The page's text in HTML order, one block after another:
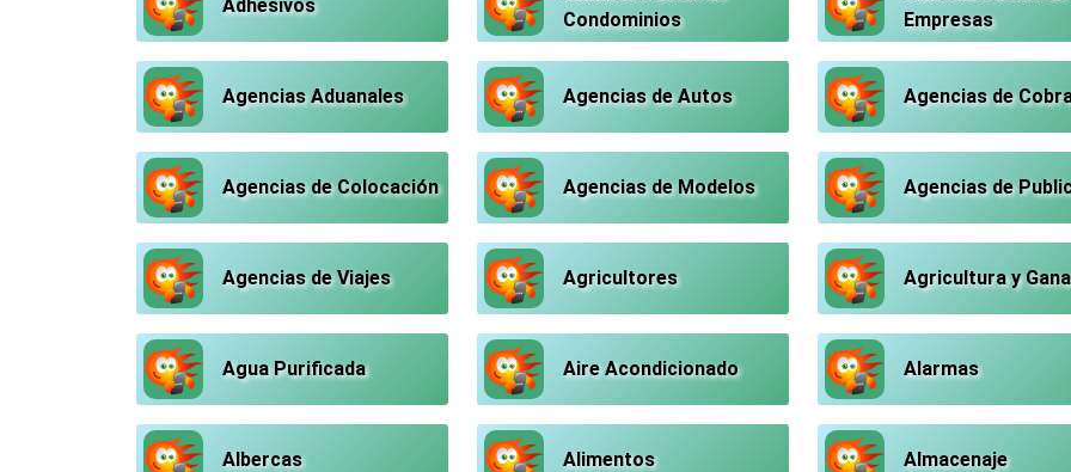
Adhesivos
Condominios
Empresas
Agencias Aduanales Agencias de Autos Agencias de
Agencias de Colocación Agencias de Modelos Agencias de
Agencias de Viajes Agricultores Agricultura y
Agua Purificada Aire Acondicionado Alarmas
Albercas Alimentos Almacenaje